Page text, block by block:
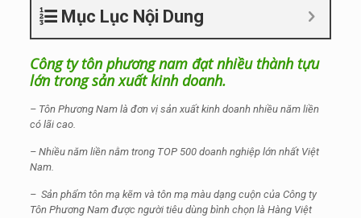
Mục Lục Nội Dung
Công ty tôn phương nam đạt nhiều thành tựu
lớn trong sản xuất kinh doanh.
– Tôn Phương Nam là đơn vị sản xuất kinh doanh nhiều năm liền
có lãi cao.
– Nhiều năm liền nằm trong TOP 500 doanh nghiệp lớn nhất Việt
Nam.
– Sản phẩm tôn mạ kẽm và tôn mạ màu dạng cuộn của Công ty
Tôn Phương Nam được người tiêu dùng bình chọn là Hàng Việt